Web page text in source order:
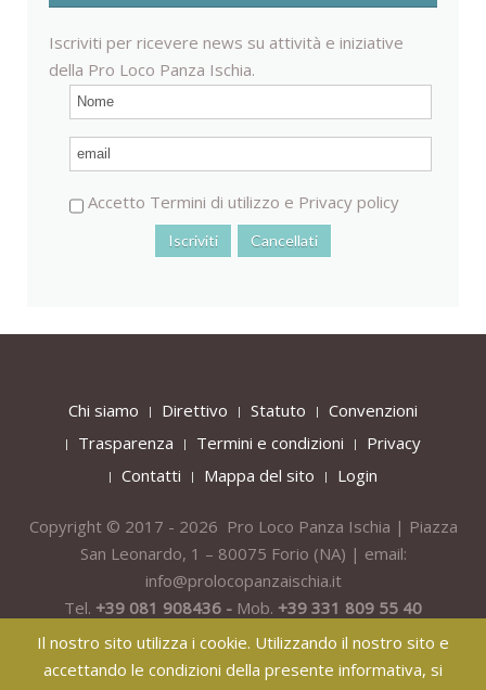
Iscriviti per ricevere news su attività e iniziative
della Pro Loco Panza Ischia.
Accetto Termini di utilizzo e Privacy policy
Chi siamo Direttivo Statuto
Convenzioni
Trasparenza
Termini e condizioni
Privacy
Contatti
Mappa del sito Login
Copyright © 2017 - 2026 Pro Loco Panza Ischia | Piazza
San Leonardo, 1 – 80075 Forio (NA) | email:
info@prolocopanzaischia.it
Tel. +39 081 908436 - Mob. +39 331 809 55 40
Il nostro sito utilizza i cookie. Utilizzando il nostro sito e
accettando le condizioni della presente informativa, si